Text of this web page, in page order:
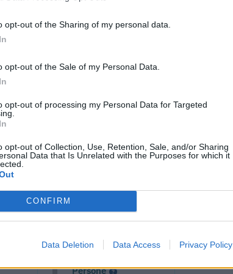
opt-out of the Sharing of my personal data.
opt-out of the Sale of my Personal Data.
opt-out of processing my Personal Data for Targeted
opt-out of Collection, Use, Retention, Sale, and/or Sharing
Data that Is Unrelated with the Purposes for which it
CONFIRM
Data Deletion Data Access Privacy Policy
e servizi disponibili →
Visure Camerali -
Persone